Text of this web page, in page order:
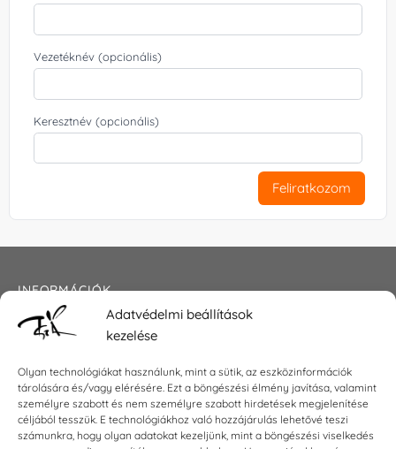
Adatvédelmi beállítások
kezelése
Olyan technológiákat használunk, mint a sütik, az eszközinformációk
tárolására és/vagy elérésére. Ezt a böngészési élmény javítása, valamint
személyre szabott és nem személyre szabott hirdetések megjelenítése
céljából tesszük. E technológiákhoz való hozzájárulás lehetővé teszi
számunkra, hogy olyan adatokat kezeljünk, mint a böngészési viselkedés
Vezetéknév (opcionális)
Keresztnév (opcionális)
Feliratkozom
INFORMÁCIÓK
Általános szerződési feltételek
Impresszum
KAPCSOLAT